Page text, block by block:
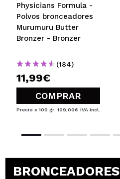
Physicians Formula -
Polvos bronceadores
Murumuru Butter
Bronzer - Bronzer
(184)
11,99€
COMPRAR
Precio x 100 gr: 109,00€ IVA Incl.
BRONCEADORES